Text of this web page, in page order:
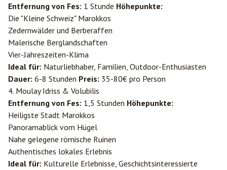
Entfernung von Fes: 1 Stunde Höhepunkte:
Die "Kleine Schweiz" Marokkos
Zedernwälder und Berberaffen
Malerische Berglandschaften
Vier-Jahreszeiten-Klima
Ideal für: Naturliebhaber, Familien, Outdoor-Enthusiasten
Dauer: 6-8 Stunden Preis: 35-80€ pro Person
4. Moulay Idriss & Volubilis
Entfernung von Fes: 1,5 Stunden Höhepunkte:
Heiligste Stadt Marokkos
Panoramablick vom Hügel
Nahe gelegene römische Ruinen
Authentisches lokales Erlebnis
Ideal für: Kulturelle Erlebnisse, Geschichtsinteressierte